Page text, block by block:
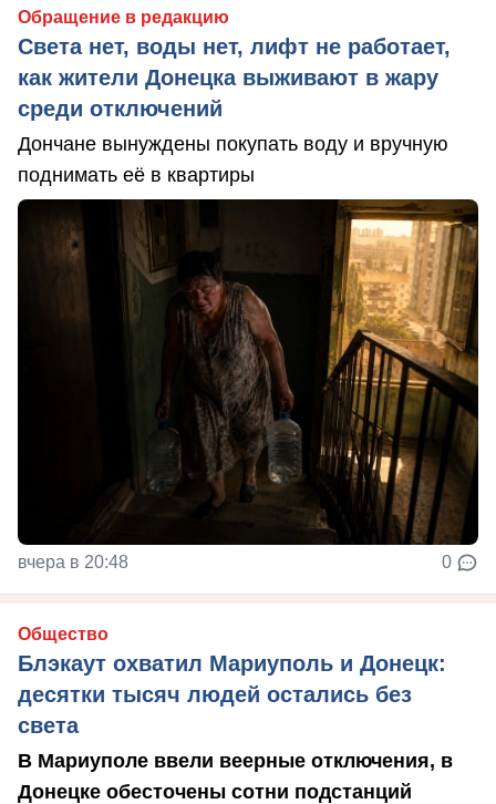
Обращение в редакцию
Света нет, воды нет, лифт не работает,
как жители Донецка выживают в жару
среди отключений
Дончане вынуждены покупать воду и вручную
поднимать её в квартиры
вчера в 20:48 0
Общество
Блэкаут охватил Мариуполь и Донецк:
десятки тысяч людей остались без
света
В Мариуполе ввели веерные отключения, в
Донецке обесточены сотни подстанций